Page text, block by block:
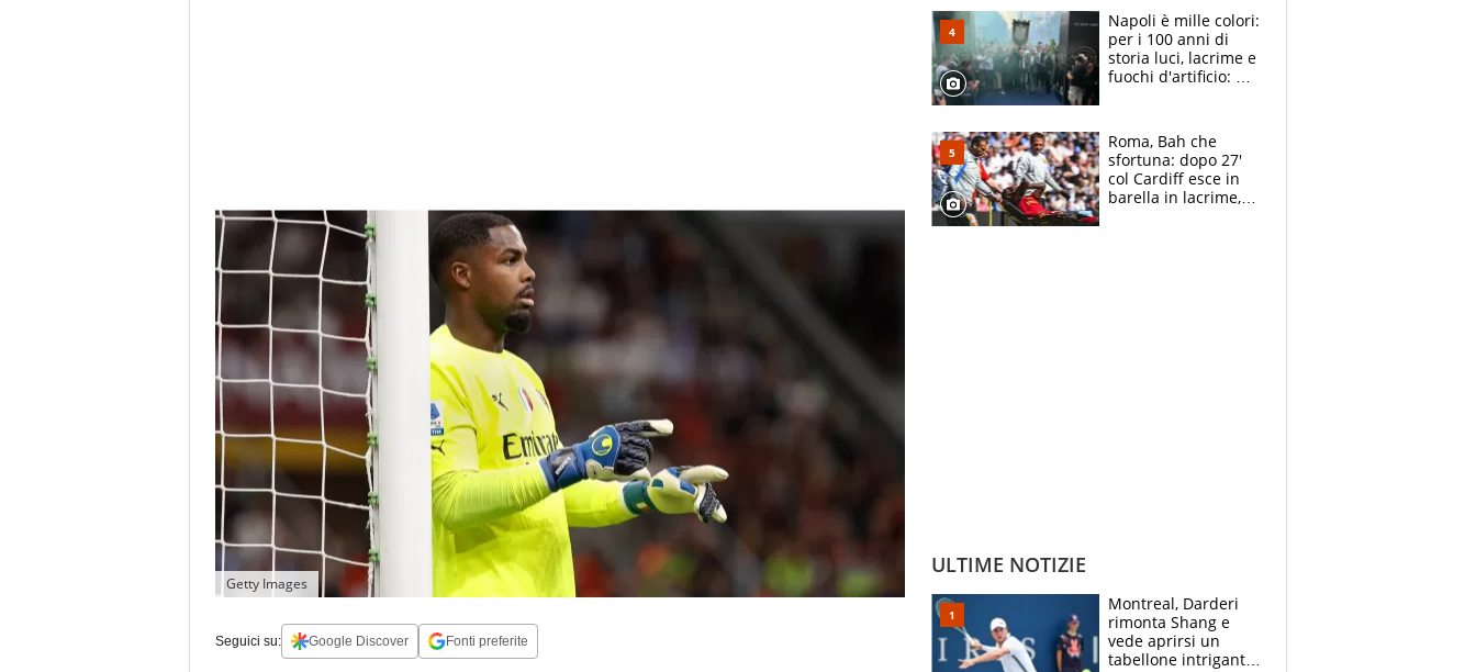
Getty Images
Seguici su: Google Discover Fonti preferite
bigliettini
Napoli è mille colori:
per i 100 anni di
storia luci, lacrime e
fuochi d'artificio: De
Roma, Bah che
sfortuna: dopo 27'
col Cardiff esce in
barella in lacrime,
ULTIME NOTIZIE
Montreal, Darderi
rimonta Shang e
vede aprirsi un
tabellone intrigante: